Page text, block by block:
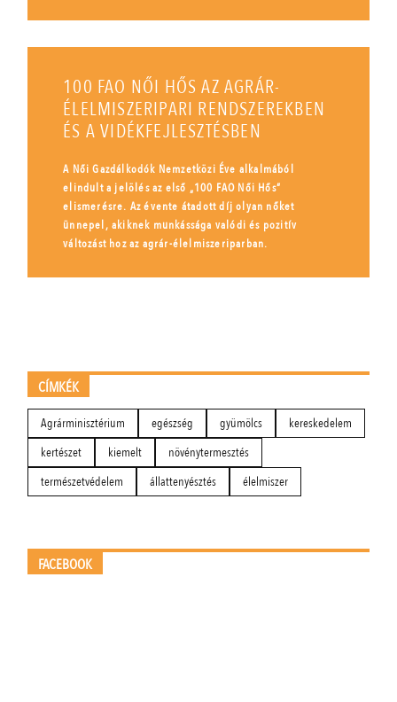
100 FAO NŐI HŐS AZ AGRÁR-
ÉLELMISZERIPARI RENDSZEREKBEN
ÉS A VIDÉKFEJLESZTÉSBEN
A Női Gazdálkodók Nemzetközi Éve alkalmából
elindult a jelölés az első „100 FAO Női Hős”
elismerésre. Az évente átadott díj olyan nőket
ünnepel, akiknek munkássága valódi és pozitív
változást hoz az agrár-élelmiszeriparban.
CÍMKÉK
Agrárminisztérium egészség gyümölcs
kereskedelem
kertészet
kiemelt
növénytermesztés
természetvédelem
állattenyésztés élelmiszer
FACEBOOK